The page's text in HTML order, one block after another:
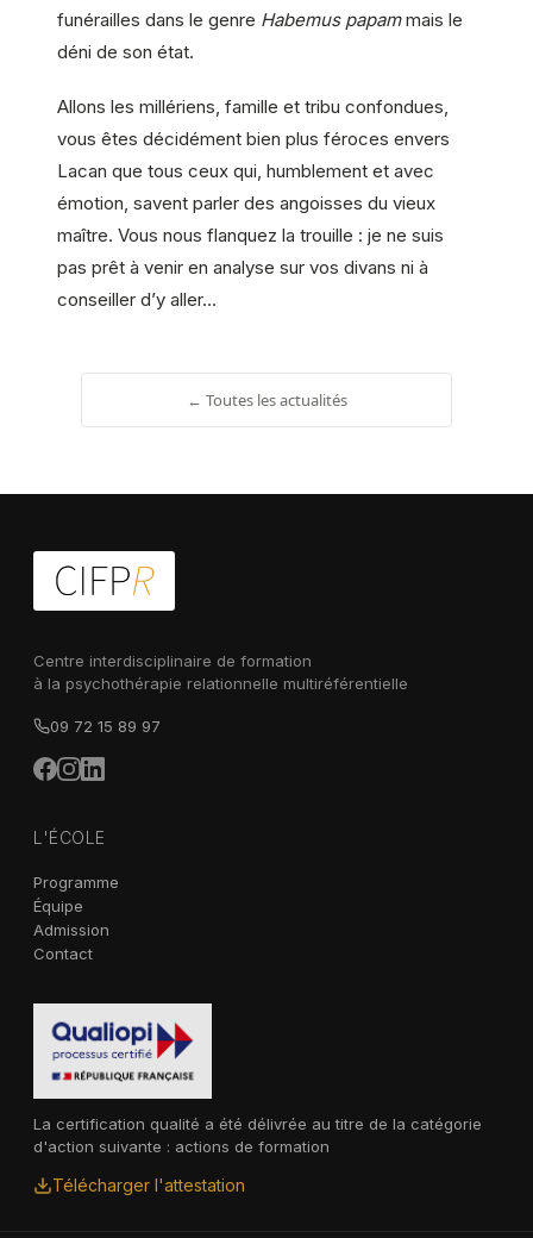
funérailles dans le genre Habemus papammais le
déni de son état.
Allons les millériens, famille et tribu confondues,
vous êtes décidément bien plus féroces envers
Lacan que tous ceux qui, humblement et avec
émotion, savent parler des angoisses du vieux
maître. Vous nous flanquez la trouille : je ne suis
pas prêt à venir en analyse sur vos divans ni à
conseiller d’y aller…
← Toutes les actualités
Centre interdisciplinaire de formation
à la psychothérapie relationnelle multiréférentielle
09 72 15 89 97
L'ÉCOLE
Programme
Équipe
Admission
Contact
La certification qualité a été délivrée au titre de la catégorie
d'action suivante : actions de formation
Télécharger l'attestation